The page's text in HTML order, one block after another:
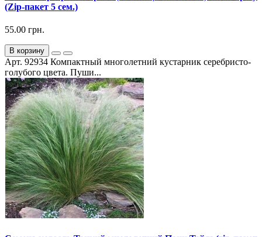
(Zip-пакет 5 сем.)
55.00 грн.
В корзину
Арт. 92934 Компактный многолетний кустарник серебристо-
голубого цвета. Пуши...